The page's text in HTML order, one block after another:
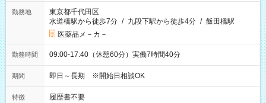
勤務地
東京都千代田区
水道橋駅から徒歩7分 / 九段下駅から徒歩4分 / 飯田橋駅
医薬品メ－カ－
勤務時間 09:00-17:40（休憩60分）実働7時間40分
期間 即日～長期 ※開始日相談OK
特徴 履歴書不要